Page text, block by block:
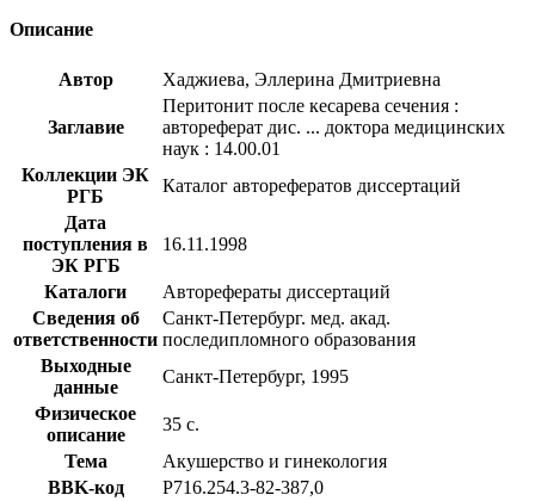
Описание
Автор Хаджиева, Эллерина Дмитриевна
Заглавие
Перитонит после кесарева сечения :
автореферат дис. ... доктора медицинских
наук : 14.00.01
Коллекции ЭК
РГБ
Каталог авторефератов диссертаций
Дата
поступления в
ЭК РГБ
16.11.1998
Каталоги
Авторефераты диссертаций
Сведения об
ответственности
Санкт-Петербург. мед. акад.
последипломного образования
Выходные
данные
Санкт-Петербург, 1995
Физическое
описание
35 с.
Тема
Акушерство и гинекология
BBK-код
Р716.254.3-82-387,0